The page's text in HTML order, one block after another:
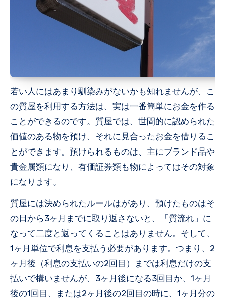
若い人にはあまり馴染みがないかも知れませんが、こ
の質屋を利用する方法は、実は一番簡単にお金を作る
ことができるのです。質屋では、世間的に認められた
価値のある物を預け、それに見合ったお金を借りるこ
とができます。預けられるものは、主にブランド品や
貴金属類になり、有価証券類も物によってはその対象
になります。
質屋には決められたルールはがあり、預けたものはそ
の日から3ヶ月までに取り返さないと、「質流れ」に
なって二度と返ってくることはありません。そして、
1ヶ月単位で利息を支払う必要があります。つまり、2
ヶ月後（利息の支払いの2回目）までは利息だけの支
払いで構いませんが、3ヶ月後になる3回目か、1ヶ月
後の1回目、または2ヶ月後の2回目の時に、1ヶ月分の